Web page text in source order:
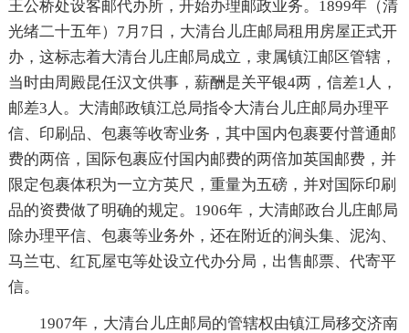
王公桥处设客邮代办所，开始办理邮政业务。1899年（清
光绪二十五年）7月7日，大清台儿庄邮局租用房屋正式开
办，这标志着大清台儿庄邮局成立，隶属镇江邮区管辖，
当时由周殿昆任汉文供事，薪酬是关平银4两，信差1人，
邮差3人。大清邮政镇江总局指令大清台儿庄邮局办理平
信、印刷品、包裹等收寄业务，其中国内包裹要付普通邮
费的两倍，国际包裹应付国内邮费的两倍加英国邮费，并
限定包裹体积为一立方英尺，重量为五磅，并对国际印刷
品的资费做了明确的规定。1906年，大清邮政台儿庄邮局
除办理平信、包裹等业务外，还在附近的涧头集、泥沟、
马兰屯、红瓦屋屯等处设立代办分局，出售邮票、代寄平
信。
1907年，大清台儿庄邮局的管辖权由镇江局移交济南